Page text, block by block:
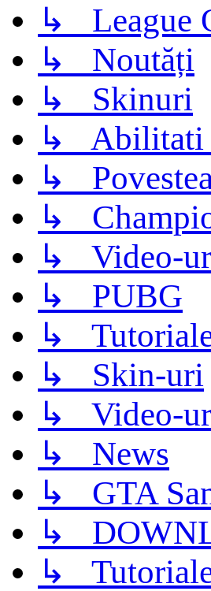
↳ League
↳ Noutăți
↳ Skinuri
↳ Abilitati
↳
↳
↳ Video-
↳ PUBG
↳
↳ Skin-uri
↳ Video-
↳ News
↳ GTA
↳
↳